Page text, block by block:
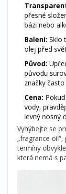
přesné
bázi nebo
Balení: Sklo
olej před
Původ:
původu
značky
Cena:
vody,
levný nosný
Vyhýbejte se
„fragrance
termíny
která nemá s